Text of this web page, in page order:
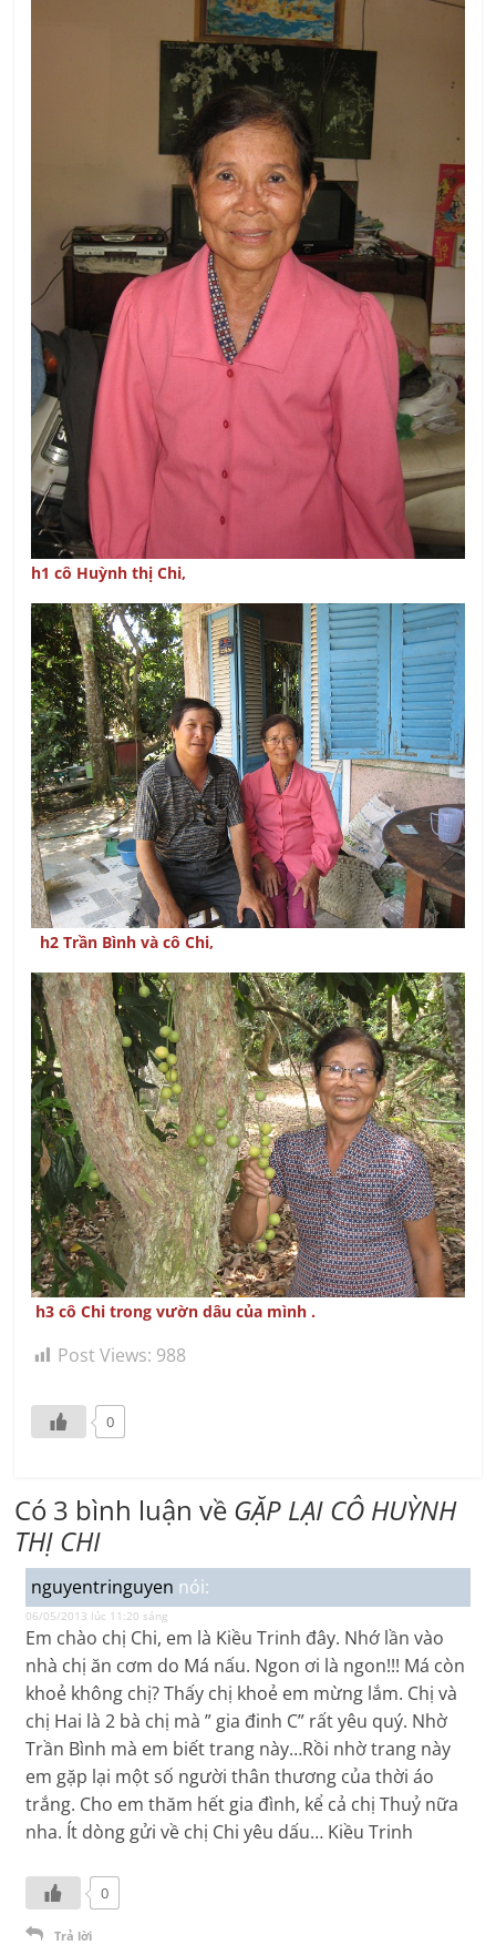
h1 cô Huỳnh thị Chi,
h2 Trần Bình và cô Chi,
h3 cô Chi trong vườn dâu của mình .
Post Views: 988
0
Có 3 bình luận về GẶP LẠI CÔ HUỲNH
THỊ CHI
nguyentringuyen nói:
06/05/2013 lúc 11:20 sáng
Em chào chị Chi, em là Kiều Trinh đây. Nhớ lần vào
nhà chị ăn cơm do Má nấu. Ngon ơi là ngon!!! Má còn
khoẻ không chị? Thấy chị khoẻ em mừng lắm. Chị và
chị Hai là 2 bà chị mà ” gia đinh C” rất yêu quý. Nhờ
Trần Bình mà em biết trang này…Rồi nhờ trang này
em gặp lại một số người thân thương của thời áo
trắng. Cho em thăm hết gia đình, kể cả chị Thuỷ nữa
nha. Ít dòng gửi về chị Chi yêu dấu… Kiều Trinh
0
Trả lời